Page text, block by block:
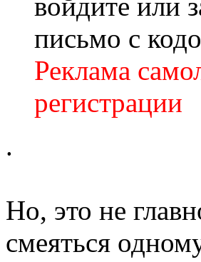
письмо с
Реклама
регистрации
.
Но, это не
смеяться